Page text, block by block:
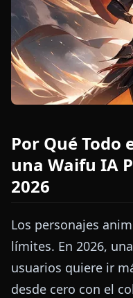
Por Qué Todo
una Waifu IA
2026
Los personajes
límites. En 2026,
usuarios quiere ir
desde cero con el